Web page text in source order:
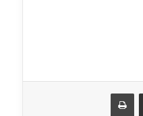
مشاركة عبر البريد طباعة